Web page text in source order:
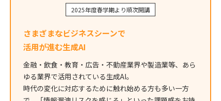
2025年度春学期より順次開講
さまざまなビジネスシーンで
活用が進む生成AI
金融・飲食・教育・広告・不動産業界や製造業等、あら
ゆる業界で活用されている生成AI。
時代の変化に対応するために触れ始める方も多い一方